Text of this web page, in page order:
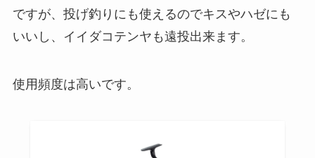
ですが、投げ釣りにも使えるのでキスやハゼにも
いいし、イイダコテンヤも遠投出来ます。
使用頻度は高いです。